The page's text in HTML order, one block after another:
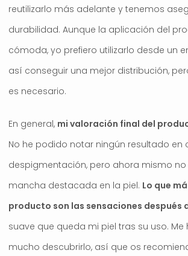
reutilizarlo más adelante y tenemos
durabilidad. Aunque la aplicación del
cómoda, yo prefiero utilizarlo desde un
así conseguir una mejor distribución,
es necesario.
En general, mi valoración final del
No he podido notar ningún resultado en
despigmentación, pero ahora mismo
mancha destacada en la piel. Lo que
producto son las sensaciones después
suave que queda mi piel tras su uso.
mucho descubrirlo, así que os